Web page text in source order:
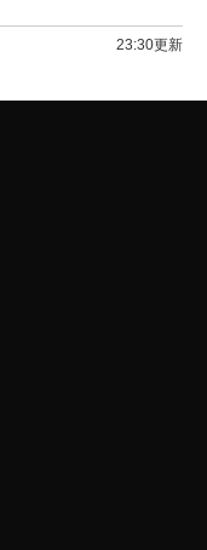
23:30更新